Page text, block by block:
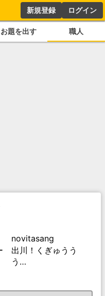
新規登録 ログイン
お題を出す 職人
novitasang
出川！くぎゅうう
う…